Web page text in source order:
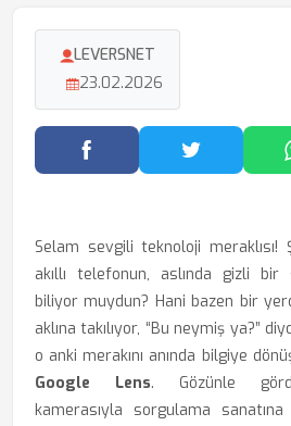
LEVERSNET
23.02.2026
Facebook'ta Paylaş
Twitter'da
Selam sevgili teknoloji
akıllı telefonun, aslında gizli
biliyor muydun? Hani bazen bir
aklına takılıyor, “Bu neymiş ya?”
o anki merakını anında bilgiye
Google Lens. Gözünle
kamerasıyla sorgulama